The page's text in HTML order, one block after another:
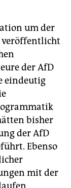
um der
veröffentlicht
der AfD
eindeutig
bisher
der AfD
Ebenso
mit der